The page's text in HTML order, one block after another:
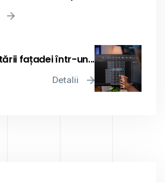
fațadei într-un...
Detalii